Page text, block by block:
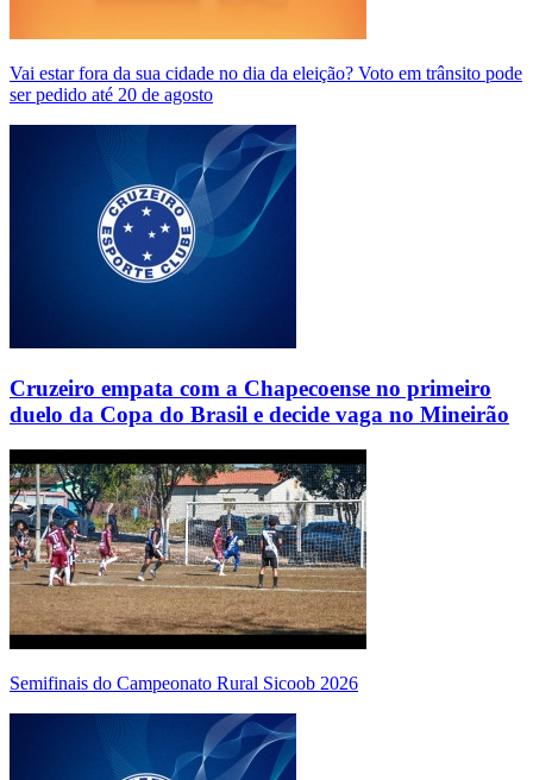
Vai estar fora da sua cidade no dia da eleição? Voto em trânsito pode
ser pedido até 20 de agosto
Cruzeiro empata com a Chapecoense no primeiro
duelo da Copa do Brasil e decide vaga no Mineirão
Semifinais do Campeonato Rural Sicoob 2026